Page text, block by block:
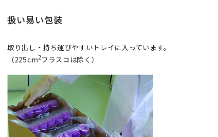
扱い易い包装
取り出し・持ち運びやすいトレイに入っています。
（225cm2フラスコは除く）